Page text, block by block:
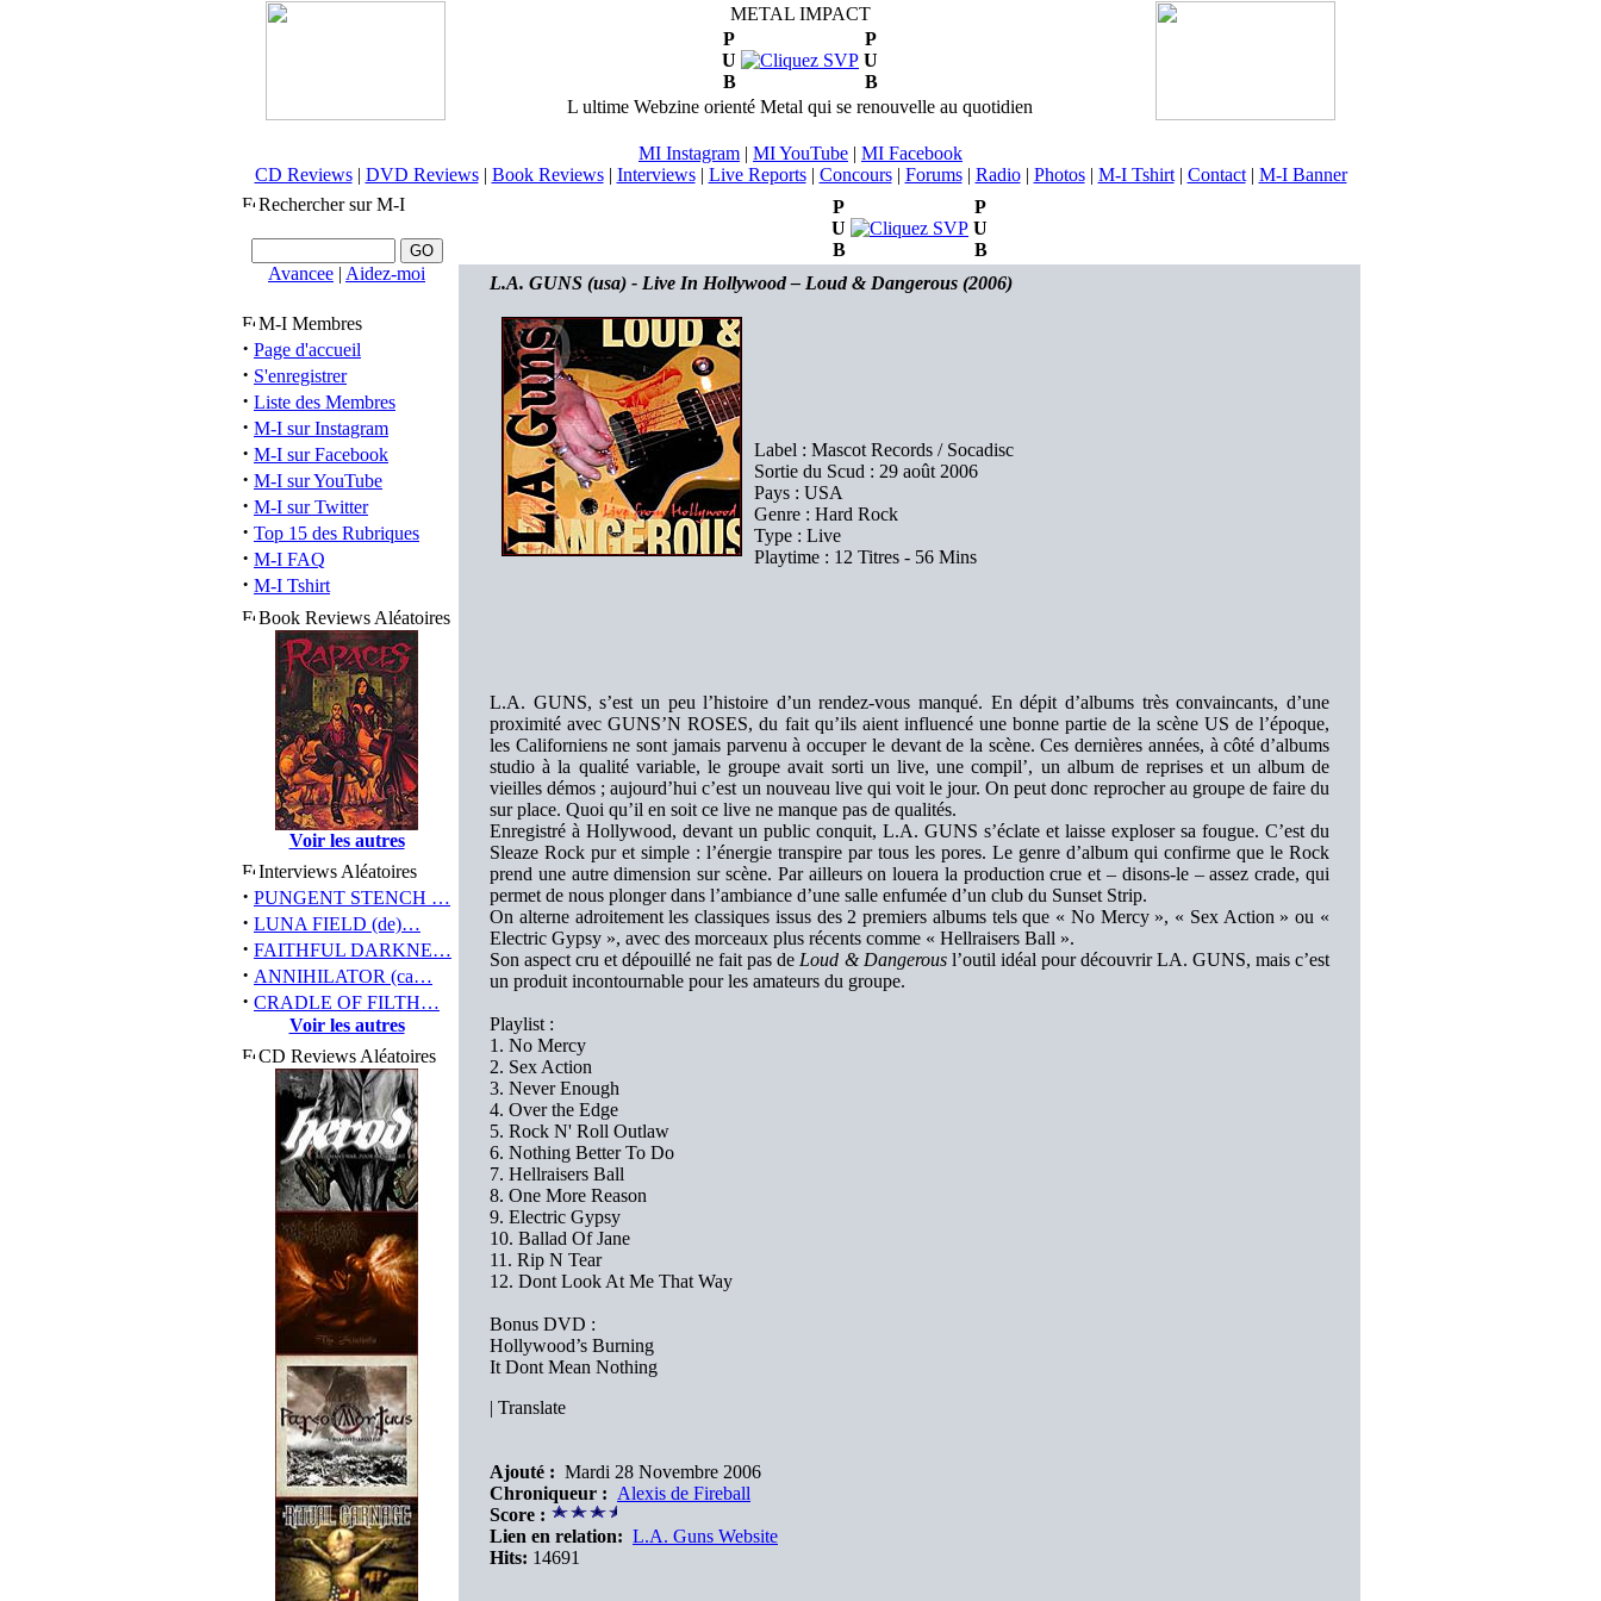
METAL IMPACT
P
U
B
P
U
B
L ultime Webzine orienté Metal qui se renouvelle au quotidien
MI Instagram | MI YouTube | MI Facebook
CD Reviews| DVD Reviews| Book Reviews| Interviews| Live Reports| Concours| Forums| Radio| Photos| M-I Tshirt| Contact| M-I Banner
Rechercher sur M-I
Avancee | Aidez-moi
M-I Membres
· Page d'accueil
· S'enregistrer
· Liste des Membres
· M-I sur Instagram
· M-I sur Facebook
· M-I sur YouTube
· M-I sur Twitter
· Top 15 des Rubriques
· M-I FAQ
· M-I Tshirt
Book Reviews Aléatoires
Voir les autres
Interviews Aléatoires
· PUNGENT STENCH …
· LUNA FIELD (de)…
· FAITHFUL DARKNE…
· ANNIHILATOR (ca…
· CRADLE OF FILTH…
Voir les autres
CD Reviews Aléatoires
P
U
B
P
U
B
L.A. GUNS (usa) - Live In Hollywood – Loud & Dangerous (2006)
Label : Mascot Records / Socadisc
Sortie du Scud : 29 août 2006
Pays : USA
Genre : Hard Rock
Type : Live
Playtime : 12 Titres - 56 Mins
L.A. GUNS, s’est un peu l’histoire d’un rendez-vous manqué. En dépit d’albums très convaincants, d’une
proximité avec GUNS’N ROSES, du fait qu’ils aient influencé une bonne partie de la scène US de l’époque,
les Californiens ne sont jamais parvenu à occuper le devant de la scène. Ces dernières années, à côté d’albums
studio à la qualité variable, le groupe avait sorti un live, une compil’, un album de reprises et un album de
vieilles démos ; aujourd’hui c’est un nouveau live qui voit le jour. On peut donc reprocher au groupe de faire du
sur place. Quoi qu’il en soit ce live ne manque pas de qualités.
Enregistré à Hollywood, devant un public conquit, L.A. GUNS s’éclate et laisse exploser sa fougue. C’est du
Sleaze Rock pur et simple : l’énergie transpire par tous les pores. Le genre d’album qui confirme que le Rock
prend une autre dimension sur scène. Par ailleurs on louera la production crue et – disons-le – assez crade, qui
permet de nous plonger dans l’ambiance d’une salle enfumée d’un club du Sunset Strip.
On alterne adroitement les classiques issus des 2 premiers albums tels que « No Mercy », « Sex Action » ou «
Electric Gypsy », avec des morceaux plus récents comme « Hellraisers Ball ».
Son aspect cru et dépouillé ne fait pas de Loud & Dangerousl’outil idéal pour découvrir LA. GUNS, mais c’est
un produit incontournable pour les amateurs du groupe.
Playlist :
1. No Mercy
2. Sex Action
3. Never Enough
4. Over the Edge
5. Rock N' Roll Outlaw
6. Nothing Better To Do
7. Hellraisers Ball
8. One More Reason
9. Electric Gypsy
10. Ballad Of Jane
11. Rip N Tear
12. Dont Look At Me That Way
Bonus DVD :
Hollywood’s Burning
It Dont Mean Nothing
| Translate
Ajouté : Mardi 28 Novembre 2006
Chroniqueur : Alexis de Fireball
Score :
Lien en relation: L.A. Guns Website
Hits: 14691